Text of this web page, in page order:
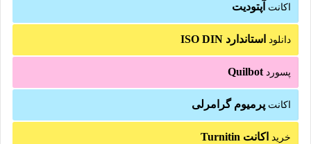
اکانت آپتودیت
دانلود استاندارد ISO DIN
پسوردQuilbot
اکانت پرمیوم گرامرلی
خرید اکانت Turnitin